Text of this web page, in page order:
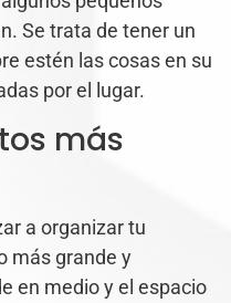
Se trata de tener un
estén las cosas en su
por el lugar.
más
a organizar tu
más grande y
en medio y el espacio